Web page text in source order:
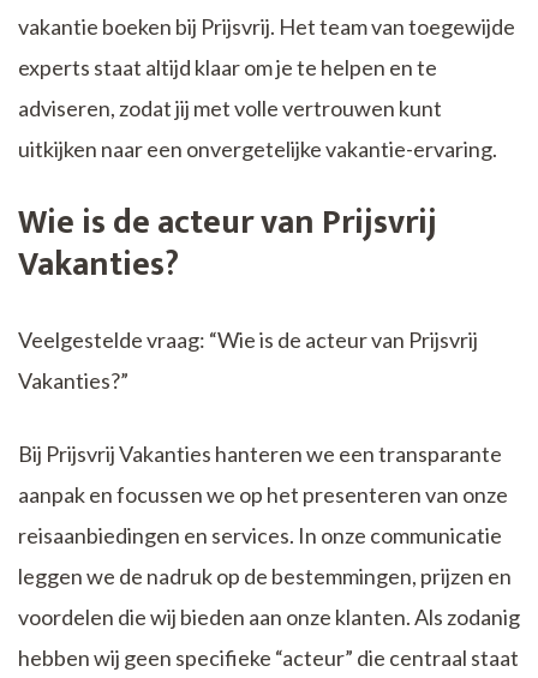
vakantie boeken bij Prijsvrij. Het team van toegewijde
experts staat altijd klaar om je te helpen en te
adviseren, zodat jij met volle vertrouwen kunt
uitkijken naar een onvergetelijke vakantie-ervaring.
Wie is de acteur van Prijsvrij
Vakanties?
Veelgestelde vraag: “Wie is de acteur van Prijsvrij
Vakanties?”
Bij Prijsvrij Vakanties hanteren we een transparante
aanpak en focussen we op het presenteren van onze
reisaanbiedingen en services. In onze communicatie
leggen we de nadruk op de bestemmingen, prijzen en
voordelen die wij bieden aan onze klanten. Als zodanig
hebben wij geen specifieke “acteur” die centraal staat